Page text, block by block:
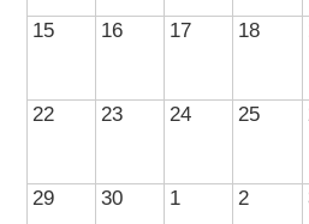
15 16 17 18
22 23 24 25
29 30 1 2